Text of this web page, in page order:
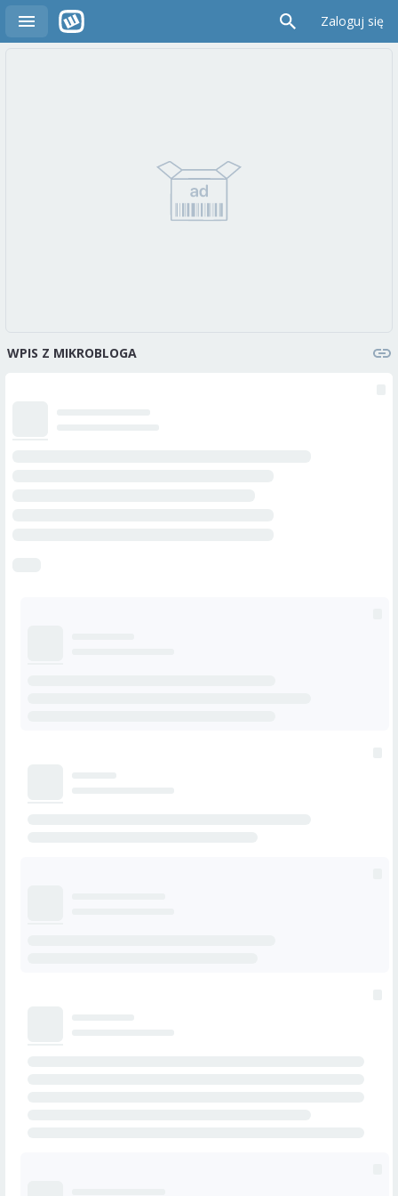
Zaloguj się
WPIS Z MIKROBLOGA